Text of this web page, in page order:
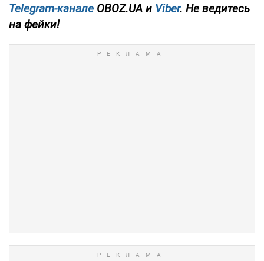
Telegram-канале OBOZ.UA и Viber. Не ведитесь
на фейки!